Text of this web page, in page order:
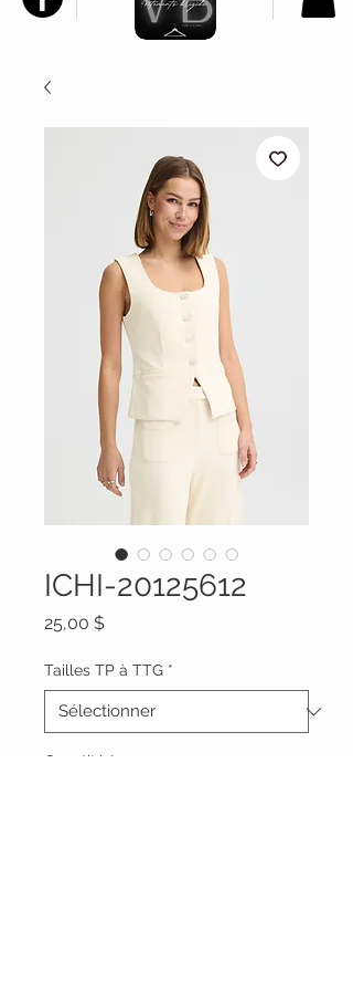
ICHI-20125612
25,00 $Prix
Tailles TP à TTG *
Quantité *